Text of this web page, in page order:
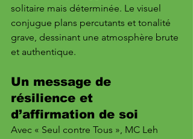
solitaire mais déterminée. Le visuel
conjugue plans percutants et tonalité
grave, dessinant une atmosphère brute
et authentique.
Un message de
résilience et
d’affirmation de soi
Avec « Seul contre Tous », MC Leh